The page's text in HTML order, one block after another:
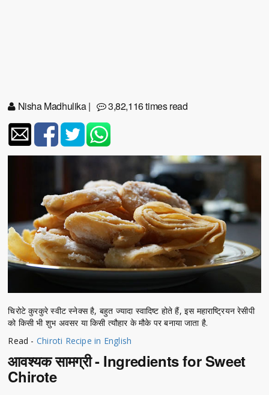
Nisha Madhulika| 3,82,116 times read
चिरोटे कुरकुरे स्वीट स्नेक्स है, बहुत ज्यादा स्वादिष्ट होते हैं, इस महाराष्ट्रियन रेसीपी
को किसी भी शुभ अवसर या किसी त्यौहार के मौके पर बनाया जाता है.
Read - Chiroti Recipe in English
आवश्यक सामग्री - Ingredients for Sweet
Chirote